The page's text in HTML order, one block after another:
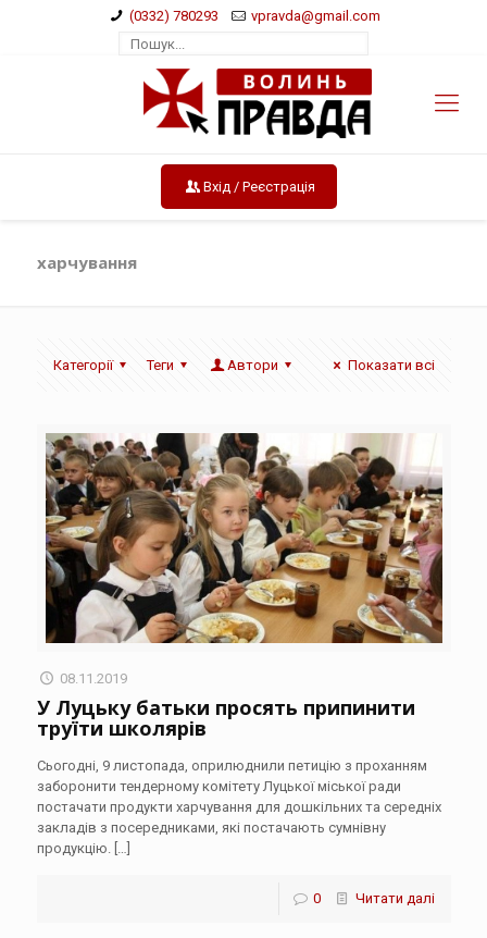
(0332) 780293 vpravda@gmail.com
Вхід / Реєстрація
харчування
Категорії Теги Автори Показати всі
08.11.2019
У Луцьку батьки просять припинити
труїти школярів
Сьогодні, 9 листопада, оприлюднили петицію з проханням
заборонити тендерному комітету Луцької міської ради
постачати продукти харчування для дошкільних та середніх
закладів з посередниками, які постачають сумнівну
продукцію.[…]
0 Читати далі